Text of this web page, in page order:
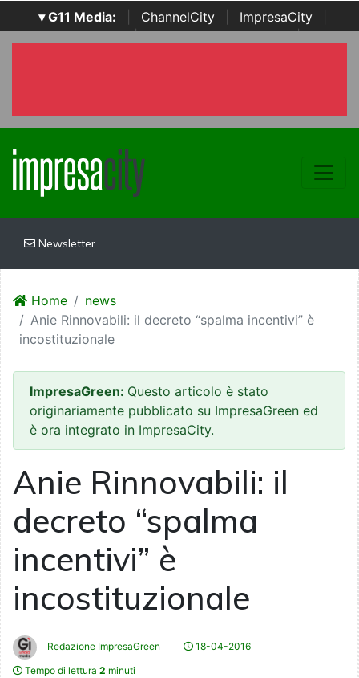
▾ G11 Media: ChannelCity ImpresaCity
SecurityOpenLab | Italian Channel Awards | Italian
Newsletter
Home
news
Anie Rinnovabili: il decreto “spalma incentivi” è
incostituzionale
ImpresaGreen: Questo articolo è stato
originariamente pubblicato su ImpresaGreen ed
è ora integrato in ImpresaCity.
Anie Rinnovabili: il
decreto “spalma
incentivi” è
incostituzionale
Redazione ImpresaGreen
18-04-2016
Tempo di lettura 2 minuti